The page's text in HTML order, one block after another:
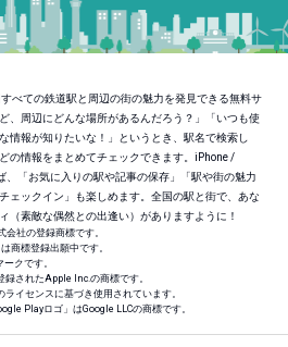
べての鉄道駅と周辺の街の魅力を発見できる無料サ
、周辺にどんな場所があるんだろう？」「いつも使
情報が知りたいな！」というとき、駅名で検索し
の情報をまとめてチェックできます。iPhone /
「お気に入りの駅や記事の保存」「駅や街の魅力
ェックイン」も楽しめます。全国の駅と街で、あな
（素敵な偶然との出逢い）がありますように！
会社の登録商標です。
商標登録出願中です。
クです。
録されたApple Inc.の商標です。
イセンスに基づき使用されています。
Playロゴ」はGoogle LLCの商標です。